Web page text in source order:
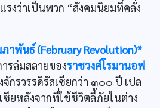
งว่าเป็นพวก “สังคมนิยมที่คลั่ง
าพันธ์ (February Revolution)*
รล่มสลายของราชวงศ์โรมานอฟ
กรวรรดิรัสเซียกว่า ๓๐๐ ปี เปล
ยหลังจากที่ใช้ชีวิตลี้ภัยในต่าง